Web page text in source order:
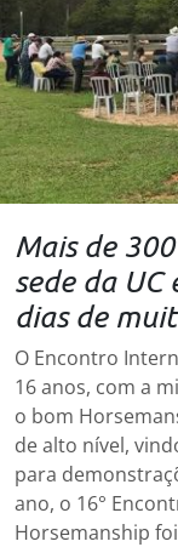
Mais de
sede da UC
dias de
O Encontro
16 anos, com a
o bom
de alto nível,
para
ano, o 16°
Horsemanship